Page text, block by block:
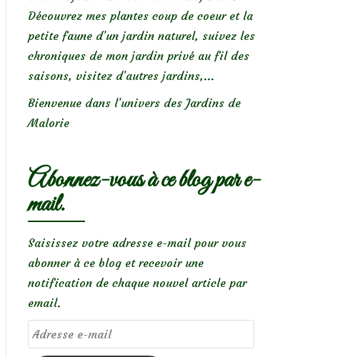
Découvrez mes plantes coup de coeur et la
petite faune d’un jardin naturel, suivez les
chroniques de mon jardin privé au fil des
saisons, visitez d’autres jardins,...
Bienvenue dans l’univers des Jardins de
Malorie
Abonnez-vous à ce blog par e-
mail.
Saisissez votre adresse e-mail pour vous
abonner à ce blog et recevoir une
notification de chaque nouvel article par
email.
Adresse
e-